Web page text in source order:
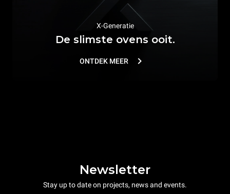
X-Generatie
De slimste ovens ooit.
ONTDEK MEER
Newsletter
Stay up to date on projects, news and events.